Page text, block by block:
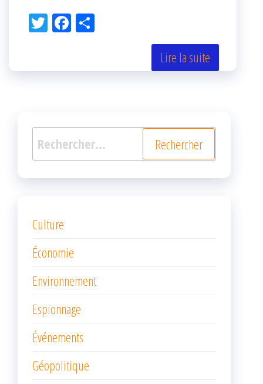
Tw Fac
k r
Lire la suite
Rechercher :
Culture
Économie
Environnement
Espionnage
Événements
Géopolitique